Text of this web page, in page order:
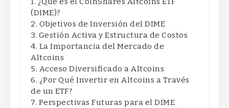
(DIME)?
Objetivos de Inversión del DIME
Gestión Activa y Estructura de Costos
La Importancia del Mercado de
Altcoins
Acceso Diversificado a Altcoins
¿Por Qué Invertir en Altcoins a Través
de un ETF?
Perspectivas Futuras para el DIME